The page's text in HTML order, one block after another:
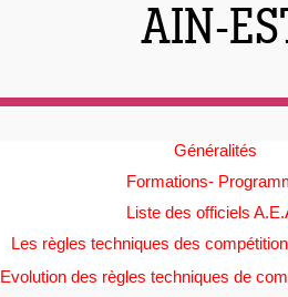
AIN-
Généralités
Formations-
Liste des officiels
Les règles techniques des
Evolution des règles techniques de